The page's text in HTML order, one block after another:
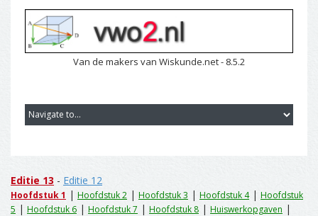
Van de makers van Wiskunde.net - 8.5.2
Editie 13 - Editie 12
Hoofdstuk 1 | Hoofdstuk 2 | Hoofdstuk 3 | Hoofdstuk 4| Hoofdstuk
5 | Hoofdstuk 6 | Hoofdstuk 7 | Hoofdstuk 8 | Huiswerkopgaven |